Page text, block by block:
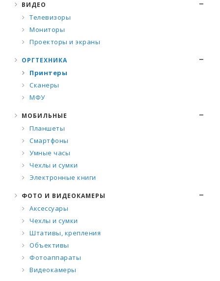
ВИДЕО
Телевизоры
Мониторы
Проекторы и экраны
ОРГТЕХНИКА
Принтеры
Сканеры
МФУ
МОБИЛЬНЫЕ
Планшеты
Смартфоны
Умные часы
Чехлы и сумки
Электронные книги
ФОТО И ВИДЕОКАМЕРЫ
Аксессуары
Чехлы и сумки
Штативы, крепления
Объективы
Фотоаппараты
Видеокамеры